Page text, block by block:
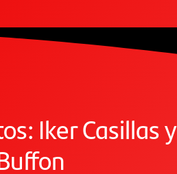
Iker Casillas y